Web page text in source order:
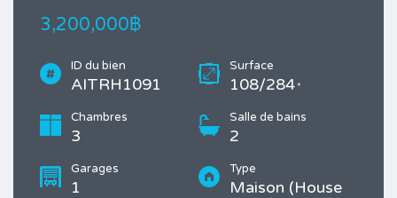
3,200,000฿
ID du bien
AITRH1091
Surface
108/284 *
Chambres
3
Salle de bains
2
Garages
1
Type
Maison (House